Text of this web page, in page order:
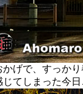
げで、すっかり
じてしまった今